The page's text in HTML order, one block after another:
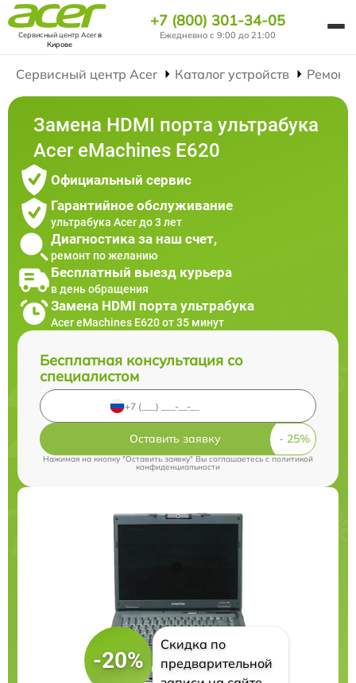
Сервисный центр Acerв
Кирове
+7 (800) 301-34-05
Ежедневно с 9:00 до 21:00
Сервисный центр Acer Каталог устройств Ремонт
Замена HDMI порта ультрабука
Acer eMachines E620
Официальный сервис
Гарантийное обслуживание
ультрабука Acer до 3 лет
Диагностика за наш счет,
ремонт по желанию
Бесплатный выезд курьера
в день обращения
Замена HDMI порта ультрабука
Acer eMachines E620 от 35 минут
Бесплатная консультация со
специалистом
Оставить заявку
Нажимая на кнопку "Оставить заявку" Вы соглашаетесь cполитикой
конфиденциальности
-20%
Скидка по
предварительной